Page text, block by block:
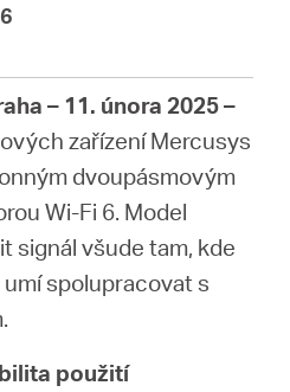
– 11. února 2025 –
zařízení Mercusys
dvoupásmovým
Wi-Fi 6. Model
signál všude tam, kde
spolupracovat s
použití